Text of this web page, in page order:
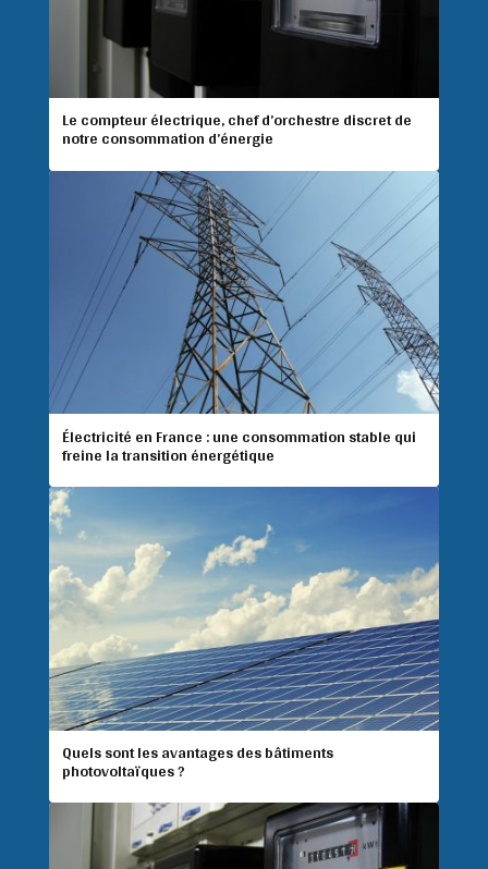
Le compteur électrique, chef d’orchestre discret de
notre consommation d’énergie
Électricité en France : une consommation stable qui
freine la transition énergétique
Quels sont les avantages des bâtiments
photovoltaïques ?